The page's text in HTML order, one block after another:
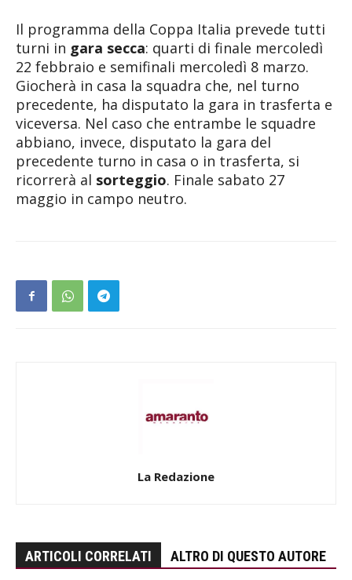
Il programma della Coppa Italia prevede tutti
turni in gara secca: quarti di finale mercoledì
22 febbraio e semifinali mercoledì 8 marzo.
Giocherà in casa la squadra che, nel turno
precedente, ha disputato la gara in trasferta e
viceversa. Nel caso che entrambe le squadre
abbiano, invece, disputato la gara del
precedente turno in casa o in trasferta, si
ricorrerà al sorteggio. Finale sabato 27
maggio in campo neutro.
La Redazione
ARTICOLI CORRELATI ALTRO DI QUESTO AUTORE